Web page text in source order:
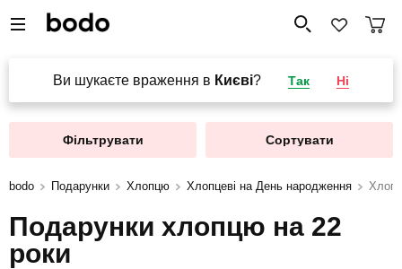
Ви шукаєте враження в Києві? Так Ні
Фільтрувати Сортувати
bodo Подарунки Хлопцю Хлопцеві на День народження
Подарунки хлопцю на 22
роки